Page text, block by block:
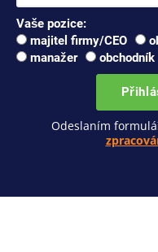
Vaše pozice:
majitel firmy/CEO
manažer
obchodník
Odeslaním